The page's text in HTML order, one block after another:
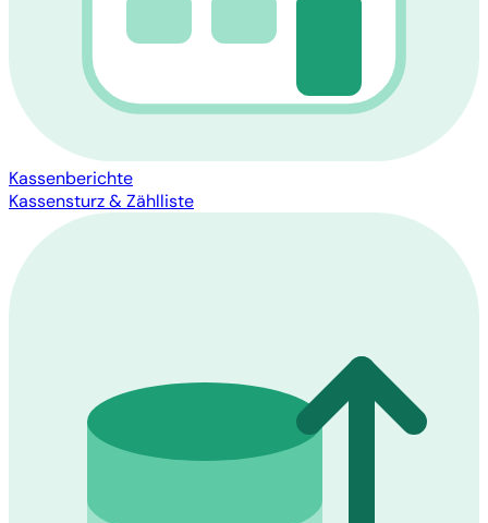
Kassenberichte
Kassensturz & Zählliste